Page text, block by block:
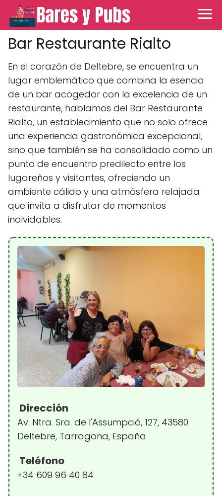
Bar Restaurante Rialto
En el corazón de Deltebre, se encuentra un
lugar emblemático que combina la esencia
de un bar acogedor con la excelencia de un
restaurante, hablamos del Bar Restaurante
Rialto, un establecimiento que no solo ofrece
una experiencia gastronómica excepcional,
sino que también se ha consolidado como un
punto de encuentro predilecto entre los
lugareños y visitantes, ofreciendo un
ambiente cálido y una atmósfera relajada
que invita a disfrutar de momentos
inolvidables.
Dirección
Av. Ntra. Sra. de l'Assumpció, 127, 43580
Deltebre, Tarragona, España
Teléfono
+34 609 96 40 84